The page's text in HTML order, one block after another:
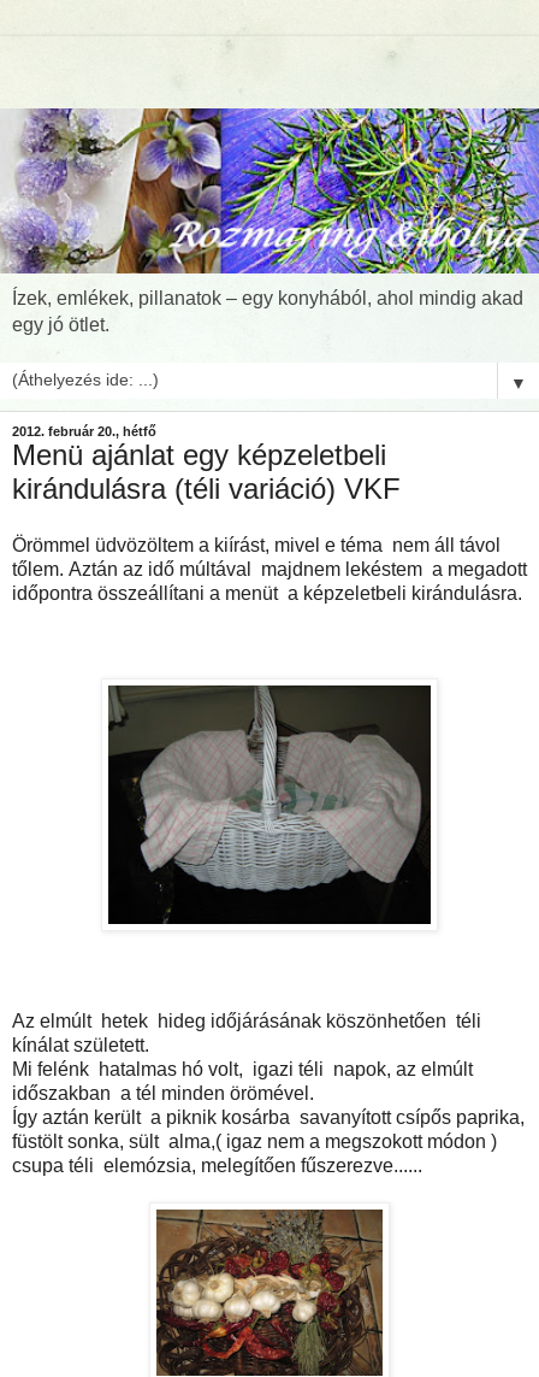
Ízek, emlékek, pillanatok – egy konyhából, ahol mindig akad
egy jó ötlet.
▼
2012. február 20., hétfő
Menü ajánlat egy képzeletbeli
kirándulásra (téli variáció) VKF
Örömmel üdvözöltem a kiírást, mivel e téma nem áll távol
tőlem. Aztán az idő múltával majdnem lekéstem a megadott
időpontra összeállítani a menüt a képzeletbeli kirándulásra.
Az elmúlt hetek hideg időjárásának köszönhetően téli
kínálat született.
Mi felénk hatalmas hó volt, igazi téli napok, az elmúlt
időszakban a tél minden örömével.
Így aztán került a piknik kosárba savanyított csípős paprika,
füstölt sonka, sült alma,( igaz nem a megszokott módon )
csupa téli elemózsia, melegítően fűszerezve......